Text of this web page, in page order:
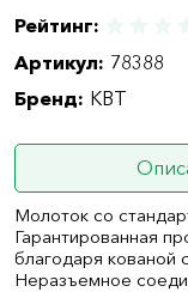
Рейтинг:
Артикул: 78388
Бренд: КВТ
Молоток со
Гарантированная
благодаря кованой
Неразъемное